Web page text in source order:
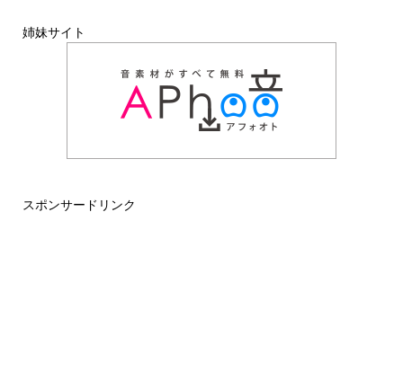
姉妹サイト
スポンサードリンク